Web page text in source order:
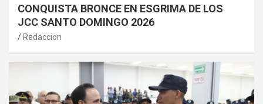
CONQUISTA BRONCE EN ESGRIMA DE LOS
JCC SANTO DOMINGO 2026
Redaccion